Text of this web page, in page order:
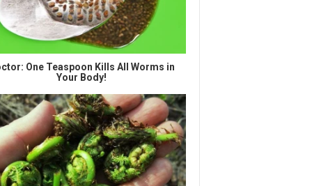
One Teaspoon Kills All Worms in
Your Body!